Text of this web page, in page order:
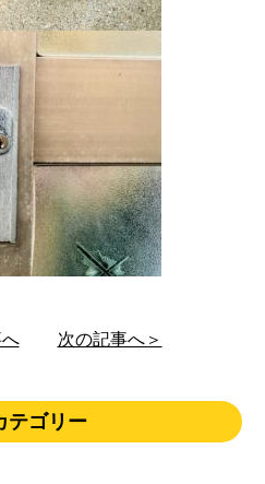
次の記事へ＞
テゴリー